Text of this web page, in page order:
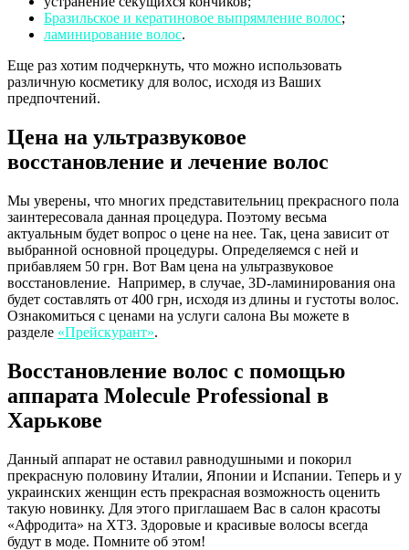
Бразильское и кератиновое выпрямление волос;
ламинирование волос.
Еще раз хотим подчеркнуть, что можно использовать
различную косметику для волос, исходя из Ваших
предпочтений.
Цена на ультразвуковое
восстановление и лечение волос
Мы уверены, что многих представительниц прекрасного пола
заинтересовала данная процедура. Поэтому весьма
актуальным будет вопрос о цене на нее. Так, цена зависит от
выбранной основной процедуры. Определяемся с ней и
прибавляем 50 грн. Вот Вам цена на ультразвуковое
восстановление. Например, в случае, 3D-ламинирования она
будет составлять от 400 грн, исходя из длины и густоты волос.
Ознакомиться с ценами на услуги салона Вы можете в
разделе «Прейскурант».
Восстановление волос с помощью
аппарата Molecule Professional в
Харькове
Данный аппарат не оставил равнодушными и покорил
прекрасную половину Италии, Японии и Испании. Теперь и у
украинских женщин есть прекрасная возможность оценить
такую новинку. Для этого приглашаем Вас в салон красоты
«Афродита» на ХТЗ. Здоровые и красивые волосы всегда
будут в моде. Помните об этом!